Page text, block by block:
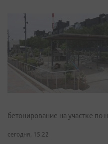
бетонирование на участке по
сегодня, 15:22